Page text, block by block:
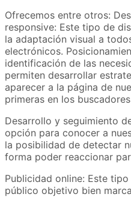
Ofrecemos entre otros:
responsive: Este tipo de
la adaptación visual a
electrónicos.
identificación de las
permiten desarrollar
aparecer a la página de
primeras en los
Desarrollo y seguimiento
opción para conocer a
la posibilidad de detectar
forma poder reaccionar
Publicidad online: Este
público objetivo bien